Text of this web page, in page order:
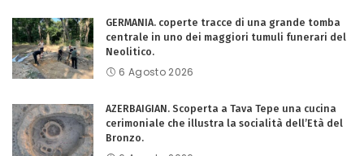
GERMANIA. coperte tracce di una grande tomba
centrale in uno dei maggiori tumuli funerari del
Neolitico.
6 Agosto 2026
AZERBAIGIAN. Scoperta a Tava Tepe una cucina
cerimoniale che illustra la socialità dell’Età del
Bronzo.